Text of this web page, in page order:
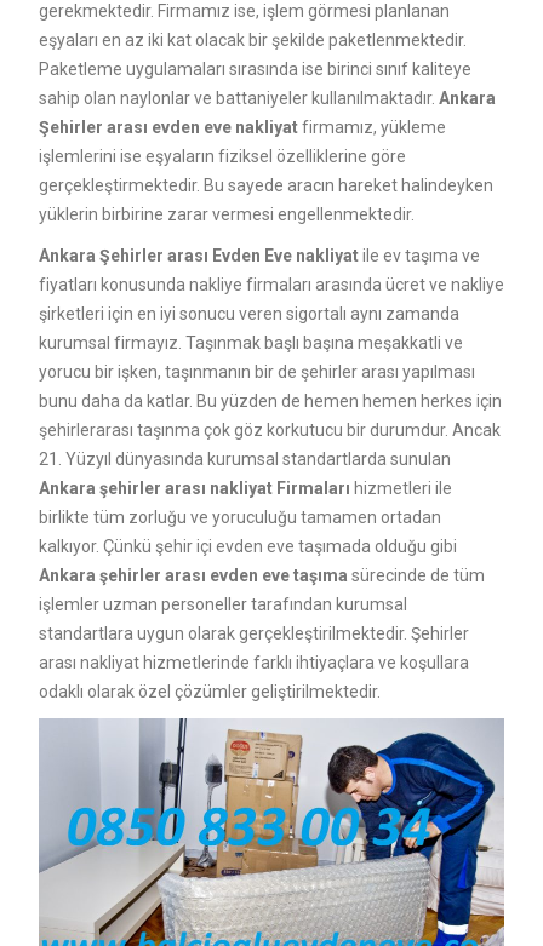
gerekmektedir. Firmamız ise, işlem görmesi planlanan
eşyaları en az iki kat olacak bir şekilde paketlenmektedir.
Paketleme uygulamaları sırasında ise birinci sınıf kaliteye
sahip olan naylonlar ve battaniyeler kullanılmaktadır. Ankara
Şehirler arası evden eve nakliyatfirmamız, yükleme
işlemlerini ise eşyaların fiziksel özelliklerine göre
gerçekleştirmektedir. Bu sayede aracın hareket halindeyken
yüklerin birbirine zarar vermesi engellenmektedir.
Ankara Şehirler arası Evden Eve nakliyatile ev taşıma ve
fiyatları konusunda nakliye firmaları arasında ücret ve nakliye
şirketleri için en iyi sonucu veren sigortalı aynı zamanda
kurumsal firmayız. Taşınmak başlı başına meşakkatli ve
yorucu bir işken, taşınmanın bir de şehirler arası yapılması
bunu daha da katlar. Bu yüzden de hemen hemen herkes için
şehirlerarası taşınma çok göz korkutucu bir durumdur. Ancak
21. Yüzyıl dünyasında kurumsal standartlarda sunulan
Ankara şehirler arası nakliyat Firmaları hizmetleri ile
birlikte tüm zorluğu ve yoruculuğu tamamen ortadan
kalkıyor. Çünkü şehir içi evden eve taşımada olduğu gibi
Ankara şehirler arası evden eve taşıma sürecinde de tüm
işlemler uzman personeller tarafından kurumsal
standartlara uygun olarak gerçekleştirilmektedir. Şehirler
arası nakliyat hizmetlerinde farklı ihtiyaçlara ve koşullara
odaklı olarak özel çözümler geliştirilmektedir.